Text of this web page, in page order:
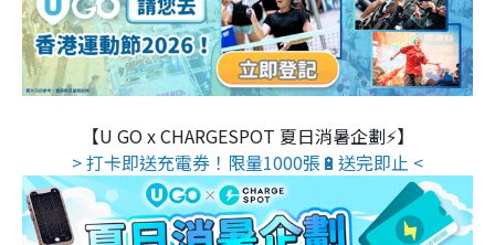
【U GO x CHARGESPOT 夏日消暑企劃⚡】
> 打卡即送充電券！限量1000張🔋送完即止 <